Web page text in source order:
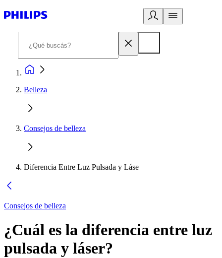
Belleza
Consejos de belleza
Diferencia Entre Luz Pulsada y Láse
Consejos de belleza
¿Cuál es la diferencia entre luz
pulsada y láser?